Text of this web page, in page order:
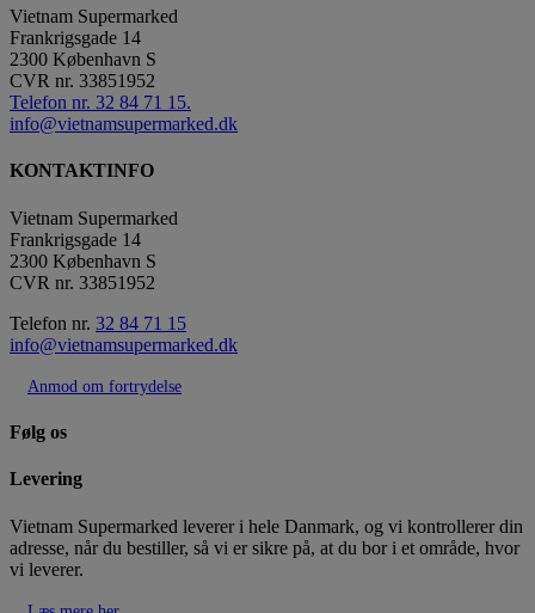
Vietnam Supermarked
Frankrigsgade 14
2300 København S
CVR nr. 33851952
Telefon nr. 32 84 71 15.
info@vietnamsupermarked.dk
KONTAKTINFO
Vietnam Supermarked
Frankrigsgade 14
2300 København S
CVR nr. 33851952
Telefon nr. 32 84 71 15
info@vietnamsupermarked.dk
Anmod om fortrydelse
Følg os
Levering
Vietnam Supermarked leverer i hele Danmark, og vi kontrollerer din
adresse, når du bestiller, så vi er sikre på, at du bor i et område, hvor
vi leverer.